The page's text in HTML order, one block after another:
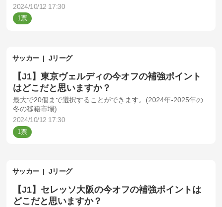
2024/10/12 17:30
1
サッカー Jリーグ
【J1】東京ヴェルディの今オフの補強ポイント
はどこだと思いますか？
最大で20個まで選択することができます。(2024年-2025年の
冬の移籍市場)
2024/10/12 17:30
1
サッカー Jリーグ
【J1】セレッソ大阪の今オフの補強ポイントは
どこだと思いますか？